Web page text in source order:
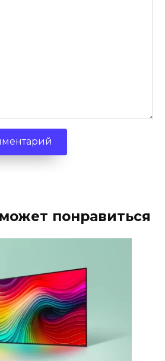
понравиться